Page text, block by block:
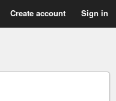
Create account Sign in